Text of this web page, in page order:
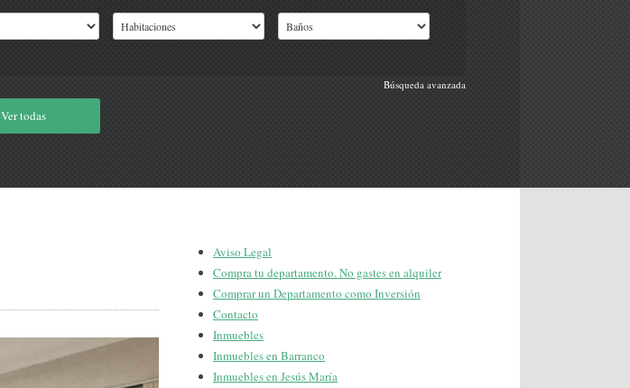
Búsqueda avanzada
Ver todas
Aviso Legal
Compra tu departamento. No gastes en alquiler
Comprar un Departamento como Inversión
Contacto
Inmuebles
Inmuebles en Barranco
Inmuebles en Jesús María